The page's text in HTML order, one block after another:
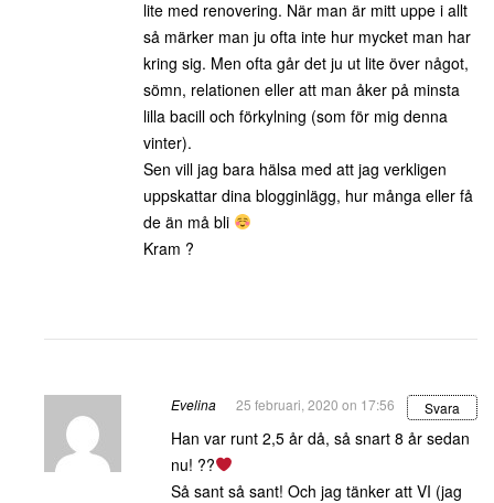
lite med renovering. När man är mitt uppe i allt
så märker man ju ofta inte hur mycket man har
kring sig. Men ofta går det ju ut lite över något,
sömn, relationen eller att man åker på minsta
lilla bacill och förkylning (som för mig denna
vinter).
Sen vill jag bara hälsa med att jag verkligen
uppskattar dina blogginlägg, hur många eller få
de än må bli
Kram ?
Evelina 25 februari, 2020 on 17:56 Svara
Han var runt 2,5 år då, så snart 8 år sedan
nu! ??
Så sant så sant! Och jag tänker att VI (jag